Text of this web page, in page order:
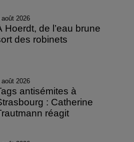
août 2026
Hoerdt, de l’eau brune
des robinets
août 2026
antisémites à
: Catherine
réagit